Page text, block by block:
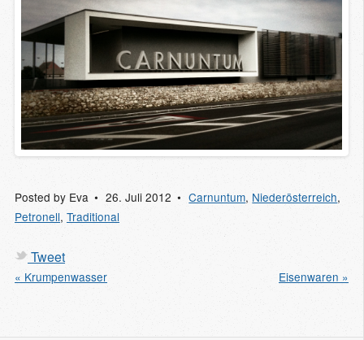
Posted by Eva 26. Juli 2012 Carnuntum, Niederösterreich,
Petronell, Traditional
Tweet
« Krumpenwasser Eisenwaren »